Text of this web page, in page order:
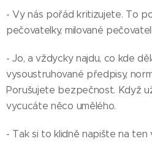
- Vy nás pořád kritizujete. To
pečovatelky, milované
- Jo, a vždycky najdu, co kde
vysoustruhované předpisy,
Porušujete bezpečnost. Když
vycucáte něco umělého.
- Tak si to klidně napište na ten